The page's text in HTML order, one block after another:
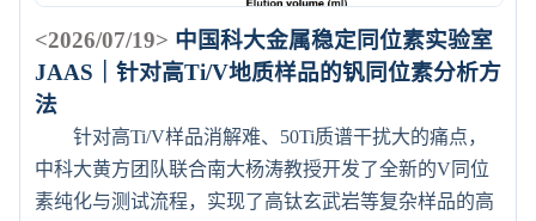
<2026/07/19> 中国科大金属稳定同位素实验室
JAAS｜针对高Ti/V地质样品的钒同位素分析方
法
针对高Ti/V样品消解难、50Ti质谱干扰大的痛点，
中科大黄方团队联合南大杨涛教授开发了全新的V同位
素纯化与测试流程，实现了高钛玄武岩等复杂样品的高